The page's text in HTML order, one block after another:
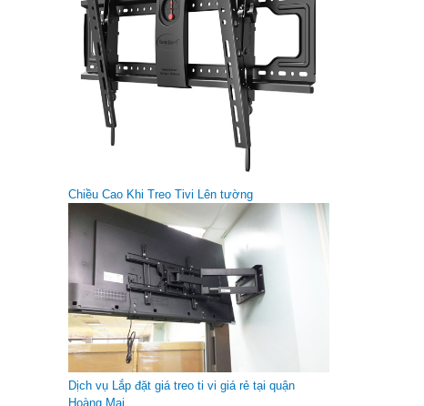
Dây HDMI 10m
Giá gốc: 130 000 VNĐ
Dây quang ghi 2m
Giá gốc: 110 000 VNĐ
Chiều Cao Khi Treo Tivi Lên tường
Dịch vụ Lắp đặt giá treo ti vi giá rẻ tại quận
Hoàng Mai